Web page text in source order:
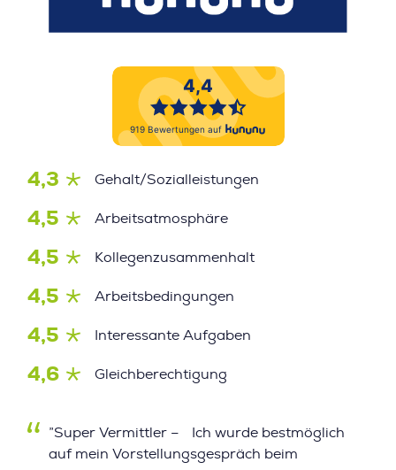
4,3 Gehalt/Sozialleistungen
4,5 Arbeitsatmosphäre
4,5 Kollegenzusammenhalt
4,5 Arbeitsbedingungen
4,5 Interessante Aufgaben
4,6 Gleichberechtigung
”Super Vermittler – Ich wurde bestmöglich
auf mein Vorstellungsgespräch beim